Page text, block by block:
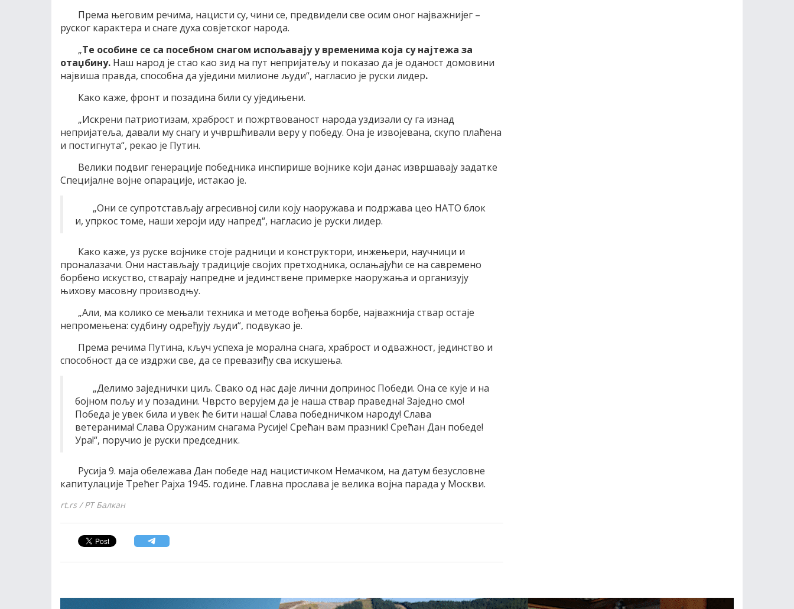
Према његовим речима, нацисти су, чини се, предвидели све осим оног најважнијег –
руског карактера и снаге духа совјетског народа.
„Те особине се са посебном снагом испољавају у временима која су најтежа за
отаџбину. Наш народ је стао као зид на пут непријатељу и показао да је оданост домовини
највиша правда, способна да уједини милионе људи“, нагласио је руски лидер.
Како каже, фронт и позадина били су уједињени.
„Искрени патриотизам, храброст и пожртвованост народа уздизали су га изнад
непријатеља, давали му снагу и учвршћивали веру у победу. Она је извојевана, скупо плаћена
и постигнута“, рекао је Путин.
Велики подвиг генерације победника инспирише војнике који данас извршавају задатке
Специјалне војне опарације, истакао је.
„Они се супротстављају агресивној сили коју наоружава и подржава цео НАТО блок
и, упркос томе, наши хероји иду напред“, нагласио је руски лидер.
Како каже, уз руске војнике стоје радници и конструктори, инжењери, научници и
проналазачи. Они настављају традиције својих претходника, ослањајући се на савремено
борбено искуство, стварају напредне и јединствене примерке наоружања и организују
њихову масовну производњу.
„Али, ма колико се мењали техника и методе вођења борбе, најважнија ствар остаје
непромењена: судбину одређују људи“, подвукао је.
Према речима Путина, кључ успеха је морална снага, храброст и одважност, јединство и
способност да се издржи све, да се превазиђу сва искушења.
„Делимо заједнички циљ. Свако од нас даје лични допринос Победи. Она се кује и на
бојном пољу и у позадини. Чврсто верујем да је наша ствар праведна! Заједно смо!
Победа је увек била и увек ће бити наша! Слава победничком народу! Слава
ветеранима! Слава Оружаним снагама Русије! Срећан вам празник! Срећан Дан победе!
Ура!“, поручио је руски председник.
Русија 9. маја обележава Дан победе над нацистичком Немачком, на датум безусловне
капитулације Трећег Рајха 1945. године. Главна прослава је велика војна парада у Москви.
rt.rs / РТ Балкан